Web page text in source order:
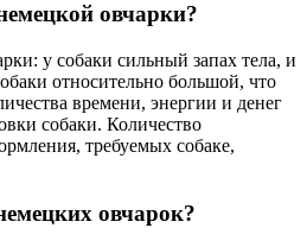
овчарки?
у собаки сильный запах тела, и
относительно большой, что
времени, энергии и денег
собаки. Количество
требуемых собаке,
овчарок?